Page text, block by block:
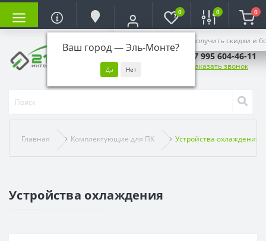
Ваш город —Эль-Монте?
Войдите, чтобы получить скидки и
0 0 0
+7 995 604-46-11
Заказать звонок
Главная Комплектующие для ПК Устройства охлаждения
Устройства охлаждения